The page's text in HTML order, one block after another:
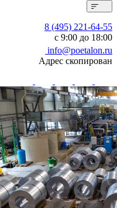
8 (495) 221-64-55
с 9:00 до 18:00
info@poetalon.ru
Адрес скопирован